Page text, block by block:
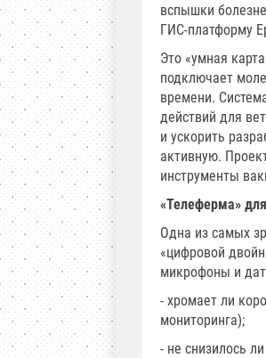
вспышки
ГИС-платформу
Это «умная
подключает
времени.
действий для
и ускорить
активную.
инструменты
«Телеферма»
Одна из самых
«цифровой
микрофоны и
- хромает ли
мониторинга);
- не снизилось